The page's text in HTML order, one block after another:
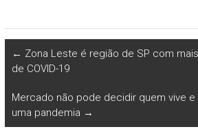
← Zona Leste é região de SP com
de COVID-19
Mercado não pode decidir quem vive
uma pandemia →